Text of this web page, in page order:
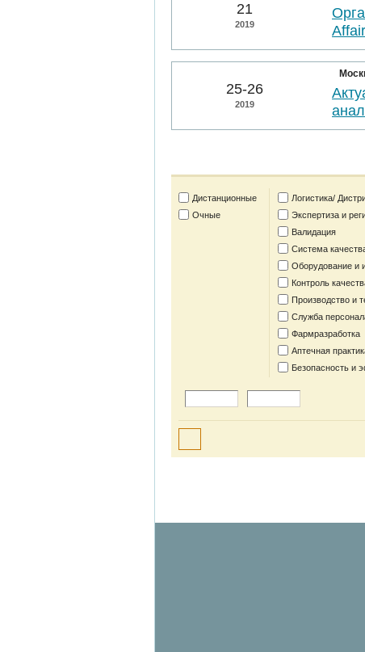
21
2019
25-26
2019
Дистанционные
Очные
Логистика/
Экспертиза и
Валидация
Система
Оборудование и
Контроль
Производство и
Служба
Фармразработка
Аптечная
Безопасность и